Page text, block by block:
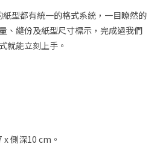
型都有統一的格式系統，一目瞭然的
、縫份及紙型尺寸標示，完成過我們
就能立刻上手。
側深10 cm。